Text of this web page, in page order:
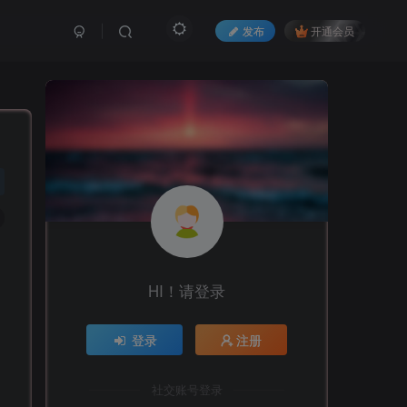
发布 开通会员
HI！请登录
登录 注册
社交账号登录